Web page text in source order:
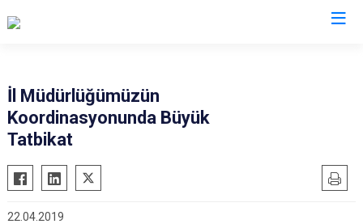
İl Müdürlüğümüzün
Koordinasyonunda Büyük
Tatbikat
22.04.2019